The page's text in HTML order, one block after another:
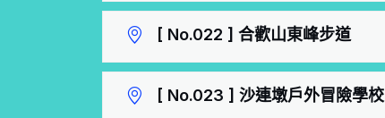
[ No.022 ] 合歡山東峰步道
[ No.023 ] 沙連墩戶外冒險學校